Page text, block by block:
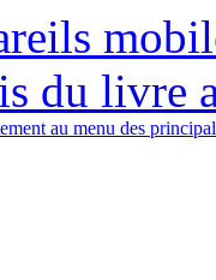
du livre
au menu des